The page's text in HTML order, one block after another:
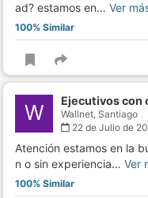
ad? estamos en… Ver
100% Similar
W Ejecutivos con
Wallnet, Santiago
22 de Julio de
Atención estamos en la
n o sin experiencia… Ver
100% Similar